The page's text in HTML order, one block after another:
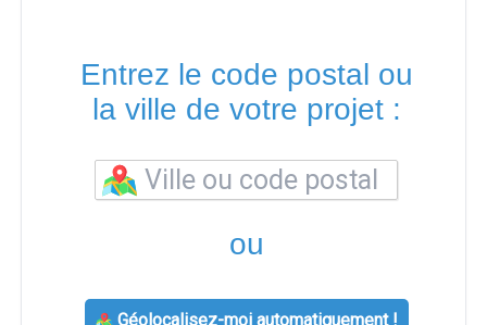
Entrez le code postal ou
la ville de votre projet :
ou
Géolocalisez-moi automatiquement !